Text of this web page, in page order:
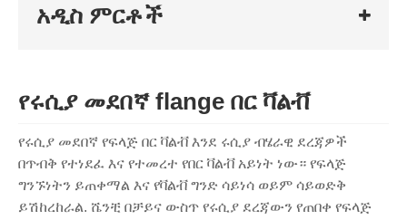
አዲስ ምርቶች
የሩሲያ መደበኛ flange በር ቫልቭ
የሩሲያ መደበኛ የፍላጅ በር ቫልቭ እንደ ሩሲያ ብሄራዊ ደረጃዎች
በጥብቅ የተነደፈ እና የተመረተ የበር ቫልቭ አይነት ነው። የፍላጅ
ግንኙነትን ይጠቀማል እና የቫልቭ ግንድ ሳይነሳ ወይም ሳይወድቅ
ይሽከረከራል. ሼንቺ በቻይና ውስጥ የሩሲያ ደረጃውን የጠበቀ የፍላጅ